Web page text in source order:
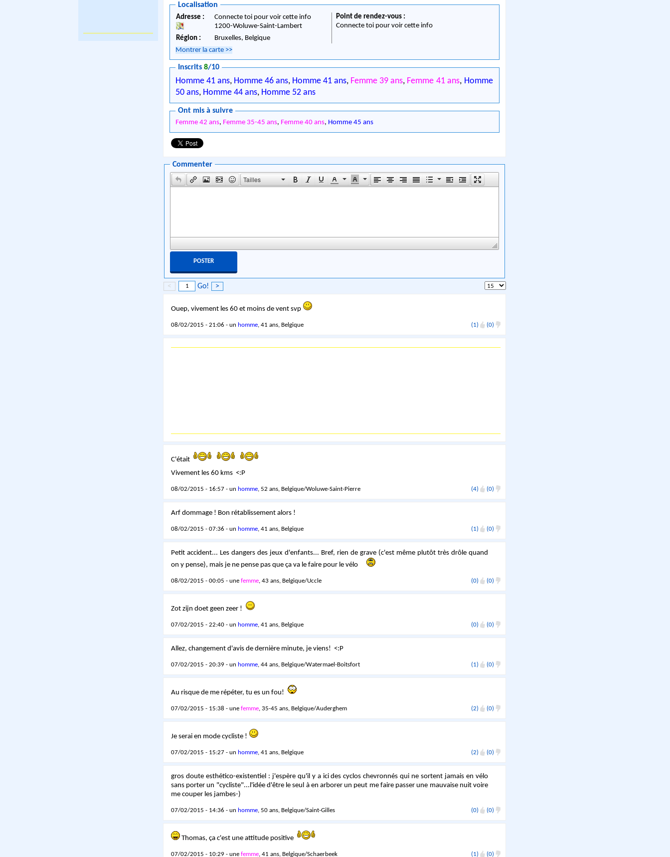
Localisation
Adresse :
Connecte toi pour voir cette info
1200-Woluwe-Saint-Lambert
Région :
Bruxelles, Belgique
Point de rendez-vous :
Connecte toi pour voir cette info
Montrer la carte >>
Inscrits8/10
Homme 41 ans, Homme 46 ans, Homme 41 ans, Femme 39 ans, Femme 41 ans, Homme
50 ans, Homme 44 ans, Homme 52 ans
Ont mis à suivre
Femme 42 ans, Femme 35-45 ans, Femme 40 ans, Homme 45 ans
Commenter
Tailles
< Go! >
Ouep, vivement les 60 et moins de vent svp
08/02/2015 - 21:06 - un homme, 41 ans, Belgique (1) (0)
C'était
Vivement les 60 kms <:P
08/02/2015 - 16:57 - un homme, 52 ans, Belgique/Woluwe-Saint-Pierre (4) (0)
Arf dommage ! Bon rétablissement alors !
08/02/2015 - 07:36 - un homme, 41 ans, Belgique (1) (0)
Petit accident... Les dangers des jeux d'enfants... Bref, rien de grave (c'est même plutôt très drôle quand
on y pense), mais je ne pense pas que ça va le faire pour le vélo
08/02/2015 - 00:05 - une femme, 43 ans, Belgique/Uccle (0) (0)
Zot zijn doet geen zeer !
07/02/2015 - 22:40 - un homme, 41 ans, Belgique (0) (0)
Allez, changement d'avis de dernière minute, je viens! <:P
07/02/2015 - 20:39 - un homme, 44 ans, Belgique/Watermael-Boitsfort (1) (0)
Au risque de me répéter, tu es un fou!
07/02/2015 - 15:38 - une femme, 35-45 ans, Belgique/Auderghem (2) (0)
Je serai en mode cycliste !
07/02/2015 - 15:27 - un homme, 41 ans, Belgique (2) (0)
gros doute esthético-existentiel : j'espère qu'il y a ici des cyclos chevronnés qui ne sortent jamais en vélo
sans porter un "cycliste"...l'idée d'être le seul à en arborer un peut me faire passer une mauvaise nuit voire
me couper les jambes-)
07/02/2015 - 14:36 - un homme, 50 ans, Belgique/Saint-Gilles (0) (0)
Thomas, ça c'est une attitude positive
07/02/2015 - 10:29 - une femme, 41 ans, Belgique/Schaerbeek (1) (0)